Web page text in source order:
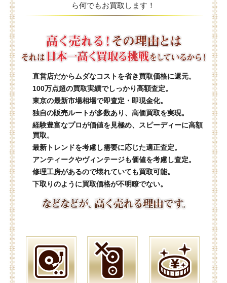
ら何でもお買取します！
直営店だからムダなコストを省き買取価格に還元。
100万点超の買取実績でしっかり高額査定。
東京の最新市場相場で即査定・即現金化。
独自の販売ルートが多数あり、高価買取を実現。
経験豊富なプロが価値を見極め、スピーディーに高額
買取。
最新トレンドを考慮し需要に応じた適正査定。
アンティークやヴィンテージも価値を考慮し査定。
修理工房があるので壊れていても買取可能。
下取りのように買取価格が不明瞭でない。